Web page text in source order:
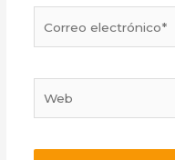
electrónico*